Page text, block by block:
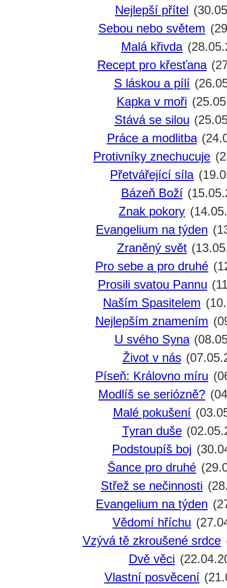
Nejlepší přítel
Sebou nebo světem
Malá křivda
Recept pro křesťana
S láskou a pílí
Kapka v moři
Stává se silou
Práce a modlitba
Protivníky znechucuje
Přetvářející síla
Bázeň Boží
Znak pokory
Evangelium na týden
Zraněný svět
Pro sebe a pro druhé
Prosili svatou Pannu
Naším Spasitelem
Nejlepším znamením
U svého Syna
Život v nás
Píseň: Královno míru
Modlíš se seriózně?
Malé pokušení
Tyran duše
Podstoupíš boj
Šance pro druhé
Střež se nečinnosti
Evangelium na týden
Vědomí hříchu
Vzývá tě zkroušené srdce
Dvě věci
Vlastní posvěcení